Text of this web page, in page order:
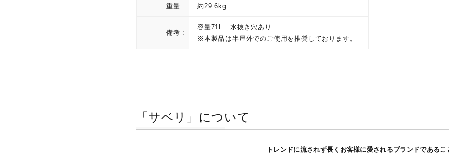
重量 : 約29.6kg
備考 :
容量71L 水抜き穴あり
※本製品は半屋外でのご使用を推奨しております。
「サベリ」について
トレンドに流されず長くお客様に愛されるブランドであるこ